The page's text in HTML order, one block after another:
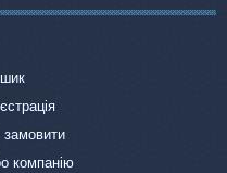
замовити
компанію